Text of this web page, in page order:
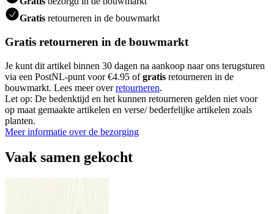
Gratis retourneren in de bouwmarkt
Gratis retourneren in de bouwmarkt
Je kunt dit artikel binnen 30 dagen na aankoop naar ons terugsturen
via een PostNL-punt voor €4.95 ofgratis retourneren in de
bouwmarkt. Lees meer overretourneren.
Let op: De bedenktijd en het kunnen retourneren gelden niet voor
op maat gemaakte artikelen en verse/ bederfelijke artikelen zoals
planten.
Meer informatie over de bezorging
Vaak samen gekocht